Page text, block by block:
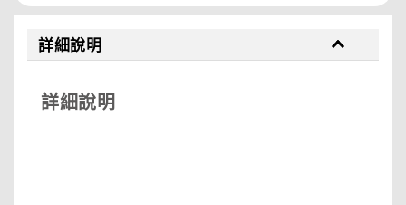
詳細說明
詳細說明